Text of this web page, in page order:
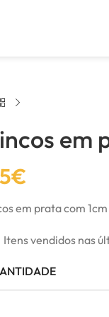
em
€
em prata com
Itens vendidos nas